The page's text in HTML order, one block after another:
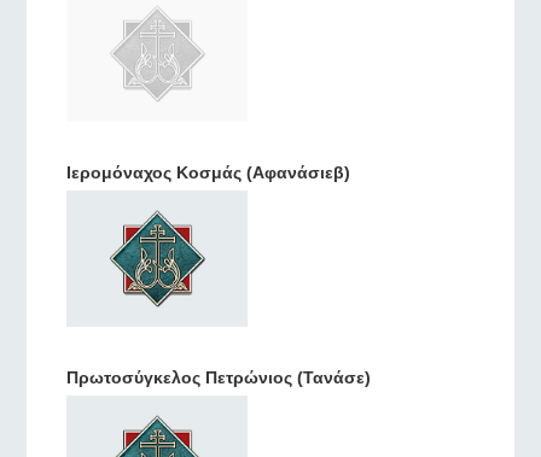
Ιερομόναχος Κοσμάς (Αφανάσιεβ)
Πρωτοσύγκελος Πετρώνιος (Τανάσε)